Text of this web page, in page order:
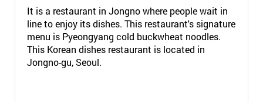
It is a restaurant in Jongno where people wait in
line to enjoy its dishes. This restaurant's signature
menu is Pyeongyang cold buckwheat noodles.
This Korean dishes restaurant is located in
Jongno-gu, Seoul.